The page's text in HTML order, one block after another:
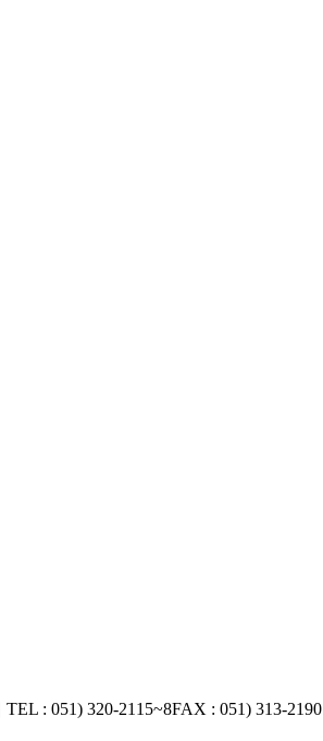
TEL : 051) 320-2115~8FAX : 051) 313-2190